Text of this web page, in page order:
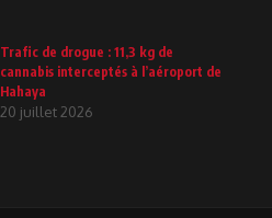
Trafic de drogue : 11,3 kg de
cannabis interceptés à l’aéroport de
Hahaya
20 juillet 2026